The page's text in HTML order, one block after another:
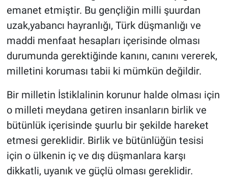
emanet etmiştir. Bu gençliğin milli şuurdan
uzak,yabancı hayranlığı, Türk düşmanlığı ve
maddi menfaat hesapları içerisinde olması
durumunda gerektiğinde kanını, canını vererek,
milletini koruması tabii ki mümkün değildir.
Bir milletin İstiklalinin korunur halde olması için
o milleti meydana getiren insanların birlik ve
bütünlük içerisinde şuurlu bir şekilde hareket
etmesi gereklidir. Birlik ve bütünlüğün tesisi
için o ülkenin iç ve dış düşmanlara karşı
dikkatli, uyanık ve güçlü olması gereklidir.